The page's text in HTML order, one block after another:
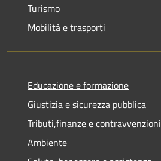
Turismo
Mobilità e trasporti
Educazione e formazione
Giustizia e sicurezza pubblica
Tributi,finanze e contravvenzioni
Ambiente